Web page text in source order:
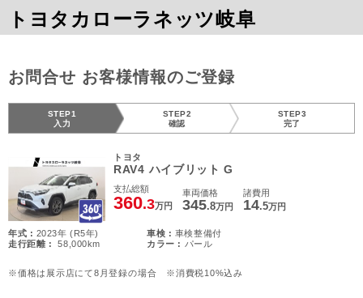
トヨタカローラネッツ岐阜
お問合せ お客様情報のご登録
STEP1
入力
STEP2
確認
STEP3
完了
トヨタ
RAV4 ハイブリット G
支払総額
360.3万円
車両価格
345.8万円
諸費用
14.5万円
年式 : 2023年 (R5年) 車検 : 車検整備付
走行距離 :
58,000km カラー : パール
※価格は展示店にて8月登録の場合 ※消費税10%込み